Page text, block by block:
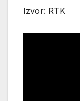
Izvor: RTK